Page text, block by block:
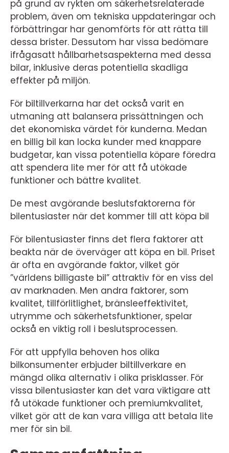
på grund av rykten om säkerhetsrelaterade
problem, även om tekniska uppdateringar och
förbättringar har genomförts för att rätta till
dessa brister. Dessutom har vissa bedömare
ifrågasatt hållbarhetsaspekterna med dessa
bilar, inklusive deras potentiella skadliga
effekter på miljön.
För biltillverkarna har det också varit en
utmaning att balansera prissättningen och
det ekonomiska värdet för kunderna. Medan
en billig bil kan locka kunder med knappare
budgetar, kan vissa potentiella köpare föredra
att spendera lite mer för att få utökade
funktioner och bättre kvalitet.
De mest avgörande beslutsfaktorerna för
bilentusiaster när det kommer till att köpa bil
För bilentusiaster finns det flera faktorer att
beakta när de överväger att köpa en bil. Priset
är ofta en avgörande faktor, vilket gör
”världens billigaste bil” attraktiv för en viss del
av marknaden. Men andra faktorer, som
kvalitet, tillförlitlighet, bränsleeffektivitet,
utrymme och säkerhetsfunktioner, spelar
också en viktig roll i beslutsprocessen.
För att uppfylla behoven hos olika
bilkonsumenter erbjuder biltillverkare en
mängd olika alternativ i olika prisklasser. För
vissa bilentusiaster kan det vara viktigare att
få utökade funktioner och premiumkvalitet,
vilket gör att de kan vara villiga att betala lite
mer för sin bil.